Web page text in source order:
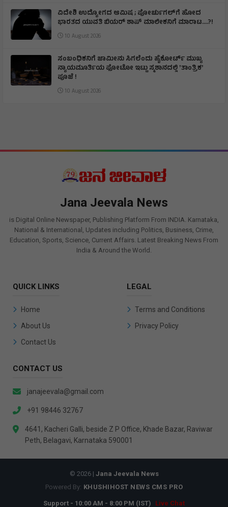
ವಿದೇಶಿ ಉದ್ಯೋಗದ ಆಮಿಷ ; ಪೋರ್ಚುಗಲ್‌ಗೆ ಹೋದ
ಭಾರತದ ಯುವತಿ ಬಿಯರ್ ಶಾಪ್‌ ಮಾಲೀಕನಿಗೆ ಮಾರಾಟ….?!
10 August 2026
ಸಂಬಂಧಿಕನಿಗೆ ಜಾಮೀನು ಸಿಗಲೆಂದು ಹೈಕೋರ್ಟ್ ಮುಖ್ಯ
ನ್ಯಾಯಮೂರ್ತಿಯ ಫೋಟೋ ಇಟ್ಟು ಸ್ಮಶಾನದಲ್ಲಿ ʼತಾಂತ್ರಿಕʼ
ಪೂಜೆ !
10 August 2026
Jana Jeevala News
is Digital Online Newspaper, Publishing Platform From INDIA. Karnataka,
National & International, Updates including Politics, Business, Crime,
Education, Sports, Science, Current Affairs. Latest Breaking News From
India & Around the World.
QUICK LINKS
Home
About Us
Contact Us
LEGAL
Terms and Conditions
Privacy Policy
CONTACT US
janajeevala@gmail.com
+91 98446 32767
4641, Kacheri Galli, beside Z P Office, Khade Bazar, Raviwar
Peth, Belagavi, Karnataka 590001
© 2026 | Jana Jeevala News
Powered By: KHUSHIHOST NEWS CMS PRO
Support - 10:00 AM - 8:00 PM (IST) Live Chat